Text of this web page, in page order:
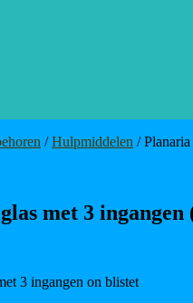
/Hulpmiddelen /
met 3 ingangen
3 ingangen on blistet